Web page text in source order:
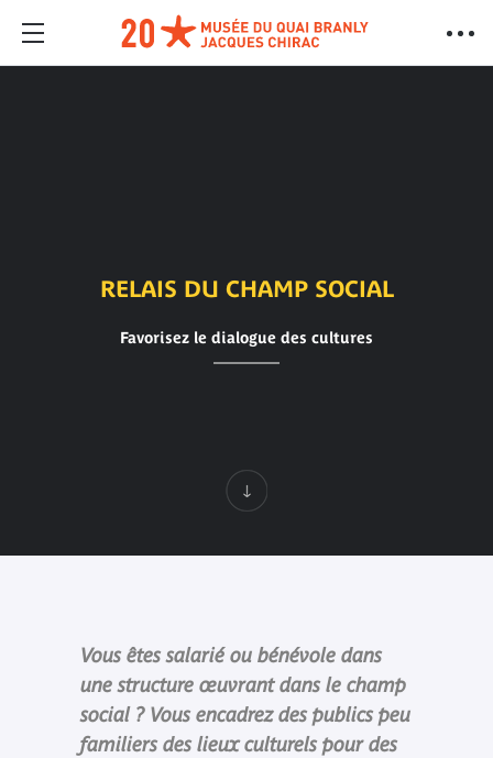
RELAIS DU CHAMP SOCIAL
Favorisez le dialogue des cultures
Vous êtes salarié ou bénévole dans
une structure œuvrant dans le champ
social ? Vous encadrez des publics peu
familiers des lieux culturels pour des